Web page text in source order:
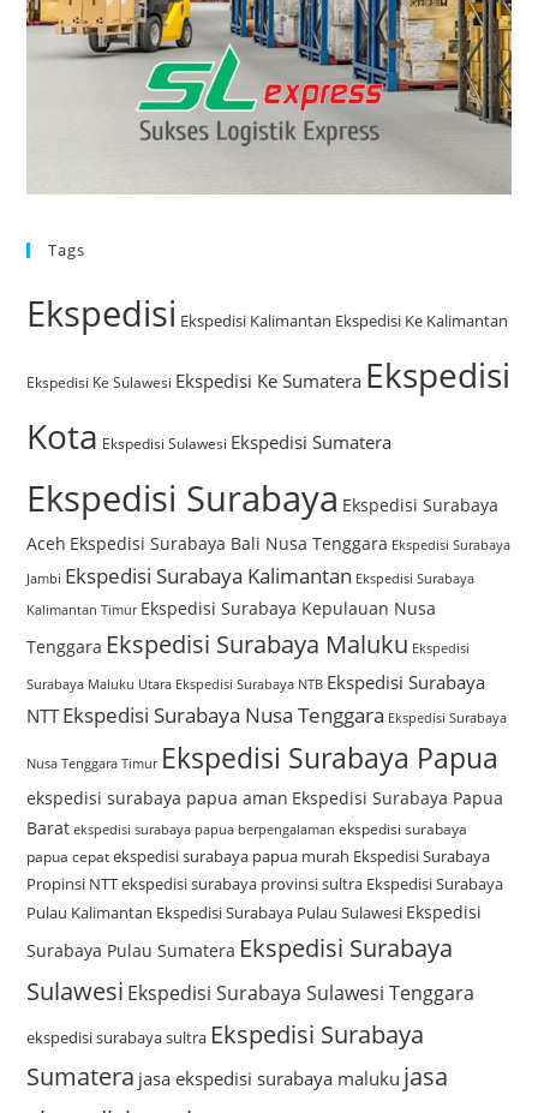
Tags
Ekspedisi Ekspedisi Kalimantan Ekspedisi Ke Kalimantan
Ekspedisi Ke Sulawesi Ekspedisi Ke Sumatera Ekspedisi
Kota Ekspedisi Sulawesi Ekspedisi Sumatera
Ekspedisi Surabaya Ekspedisi Surabaya
Aceh Ekspedisi Surabaya Bali Nusa Tenggara Ekspedisi Surabaya
Jambi Ekspedisi Surabaya Kalimantan Ekspedisi Surabaya
Kalimantan Timur Ekspedisi Surabaya Kepulauan Nusa
Tenggara Ekspedisi Surabaya Maluku Ekspedisi
Surabaya Maluku Utara Ekspedisi Surabaya NTB Ekspedisi Surabaya
NTTEkspedisi Surabaya Nusa Tenggara Ekspedisi Surabaya
Nusa Tenggara Timur Ekspedisi Surabaya Papua
ekspedisi surabaya papua aman Ekspedisi Surabaya Papua
Barat ekspedisi surabaya papua berpengalaman ekspedisi surabaya
papua cepat ekspedisi surabaya papua murah Ekspedisi Surabaya
Propinsi NTTekspedisi surabaya provinsi sultra Ekspedisi Surabaya
Pulau Kalimantan Ekspedisi Surabaya Pulau Sulawesi Ekspedisi
Surabaya Pulau Sumatera Ekspedisi Surabaya
Sulawesi Ekspedisi Surabaya Sulawesi Tenggara
ekspedisi surabaya sultra Ekspedisi Surabaya
Sumatera jasa ekspedisi surabaya maluku jasa